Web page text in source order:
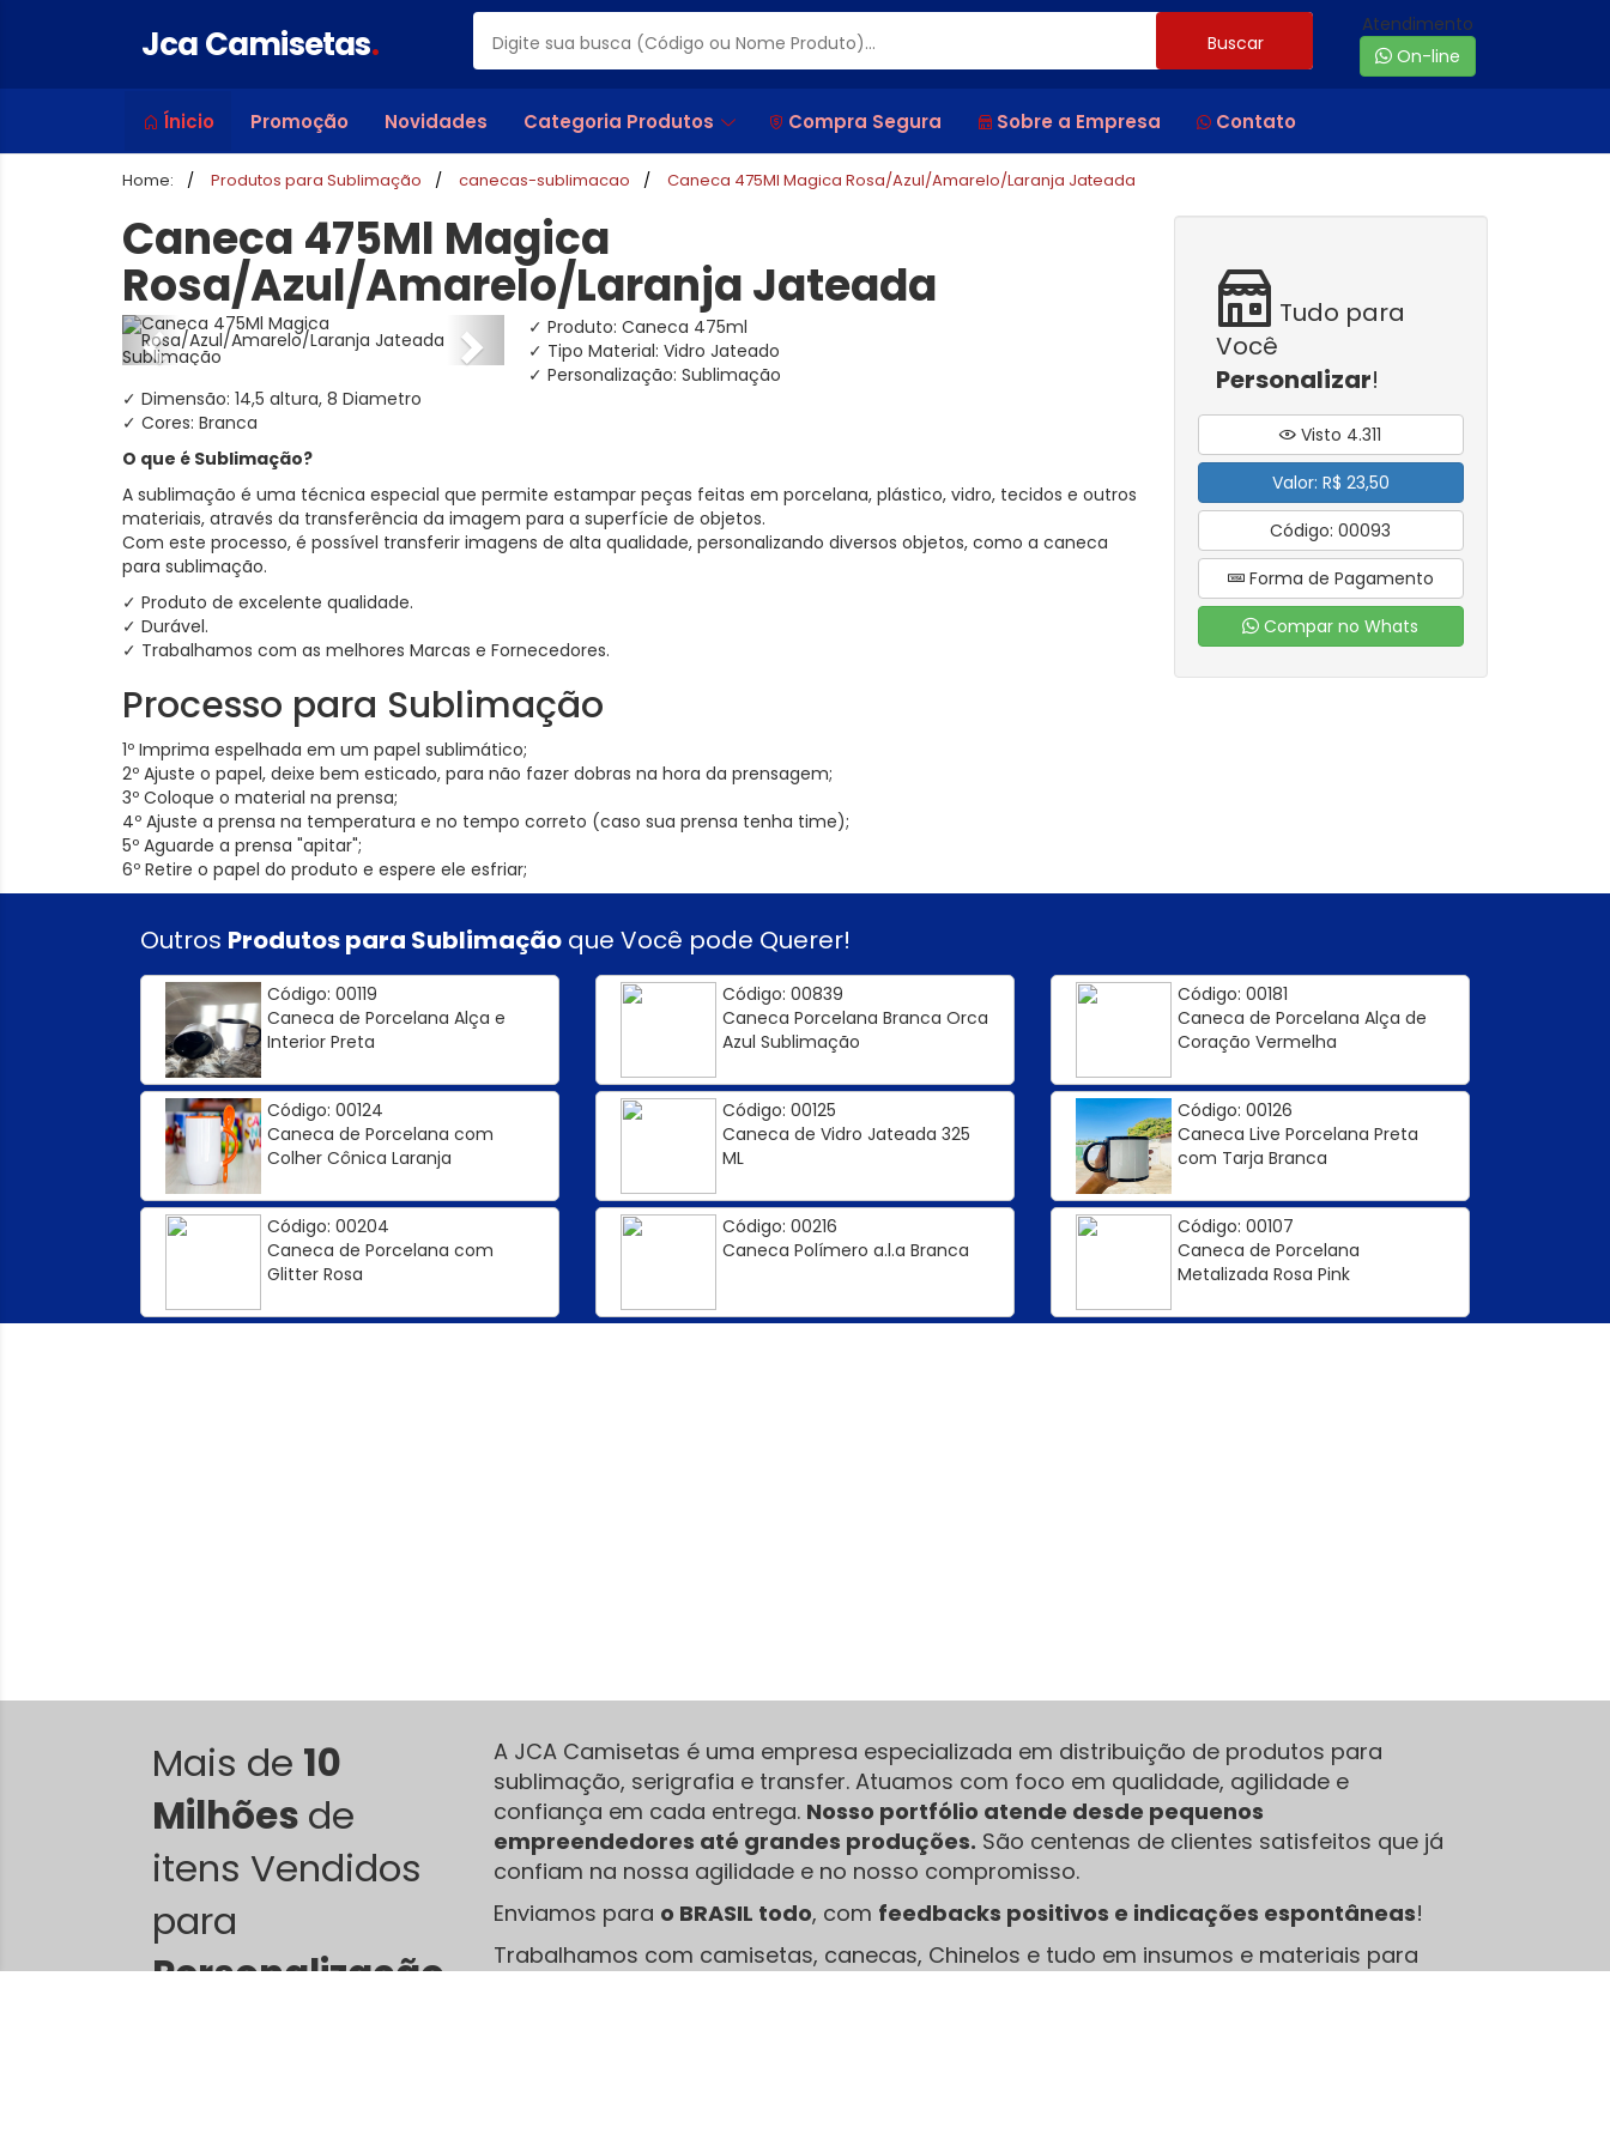
Jca Camisetas. Buscar
Atendimento
On-line
Ínicio Promoção Novidades Categoria Produtos Compra Segura Sobre a Empresa Contato
Home: Produtos para Sublimação canecas-sublimacao Caneca 475Ml Magica Rosa/Azul/Amarelo/Laranja Jateada
Caneca 475Ml Magica
Rosa/Azul/Amarelo/Laranja Jateada
✓ Produto: Caneca 475ml
✓ Tipo Material: Vidro Jateado
✓ Personalização: Sublimação
✓ Dimensão: 14,5 altura, 8 Diametro
✓ Cores: Branca
O que é Sublimação?
A sublimação é uma técnica especial que permite estampar peças feitas em porcelana, plástico, vidro, tecidos e outros
materiais, através da transferência da imagem para a superfície de objetos.
Com este processo, é possível transferir imagens de alta qualidade, personalizando diversos objetos, como a caneca
para sublimação.
✓ Produto de excelente qualidade.
✓ Durável.
✓ Trabalhamos com as melhores Marcas e Fornecedores.
Processo para Sublimação
1º Imprima espelhada em um papel sublimático;
2º Ajuste o papel, deixe bem esticado, para não fazer dobras na hora da prensagem;
3º Coloque o material na prensa;
4º Ajuste a prensa na temperatura e no tempo correto (caso sua prensa tenha time);
5º Aguarde a prensa "apitar";
6º Retire o papel do produto e espere ele esfriar;
Tudo para
Você
Personalizar!
Visto 4.311
Valor: R$ 23,50
Código: 00093
Forma de Pagamento
Compar no Whats
Outros Produtos para Sublimação que Você pode Querer!
Código: 00119
Caneca de Porcelana Alça e
Interior Preta
Código: 00839
Caneca Porcelana Branca Orca
Azul Sublimação
Código: 00181
Caneca de Porcelana Alça de
Coração Vermelha
Código: 00124
Caneca de Porcelana com
Colher Cônica Laranja
Código: 00125
Caneca de Vidro Jateada 325
ML
Código: 00126
Caneca Live Porcelana Preta
com Tarja Branca
Código: 00204
Caneca de Porcelana com
Glitter Rosa
Código: 00216
Caneca Polímero a.l.a Branca
Código: 00107
Caneca de Porcelana
Metalizada Rosa Pink
Mais de 10
Milhões de
itens Vendidos
para
Personalização.
A JCA Camisetas é uma empresa especializada em distribuição de produtos para
sublimação, serigrafia e transfer. Atuamos com foco em qualidade, agilidade e
confiança em cada entrega. Nosso portfólio atende desde pequenos
empreendedores até grandes produções. São centenas de clientes satisfeitos que já
confiam na nossa agilidade e no nosso compromisso.
Enviamos para o BRASIL todo, com feedbacks positivos e indicações espontâneas!
Trabalhamos com camisetas, canecas, Chinelos e tudo em insumos e materiais para